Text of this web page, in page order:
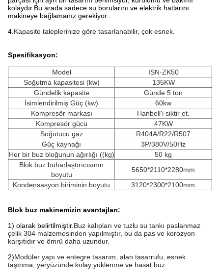
kolaydır.Bu arada sadece su borularını ve elektrik hatlarını
makineye bağlamanız gerekiyor..
4. Kapasite taleplerinize göre tasarlanabilir, çok esnek.
Spesifikasyon:
Model
ISN-ZK50
Soğutma kapasitesi (kw)
135KW
Gündelik kapasite
Günde 5 ton
İsimlendirilmiş Güç (kw)
60kw
Kompresör markası
Hanbell'i siktir et.
Kompresör gücü
47KW
Soğutucu gaz
R404A/R22/R507
Güç kaynağı
3P/380V/50Hz
Her bir buz bloğunun ağırlığı ((kg)
50 kg
Blok buz buharlaştırıcısının
boyutu
5650*2110*2280mm
Kondensasyon biriminin boyutu
3120*2300*2100mm
Blok buz makinemizin avantajları:
1) olarak belirtilmiştir. Buz kalıpları ve tuzlu su tankı paslanmaz
çelik 304 malzemesinden yapılmıştır, bu da pas ve korozyon
karşıtıdır ve ömrü daha uzundur.
2)Modüler yapı ve entegre tasarım, alan tasarrufu, esnek
taşınma, yeryüzünde kolay yüklenme ve hasat buz.